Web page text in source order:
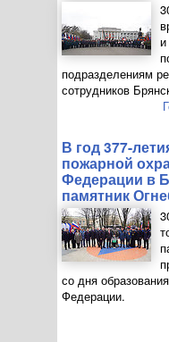
и
подразделениям
сотрудников
В год377-
пожарной
Федерации в
памятник
со дня
Федерации.